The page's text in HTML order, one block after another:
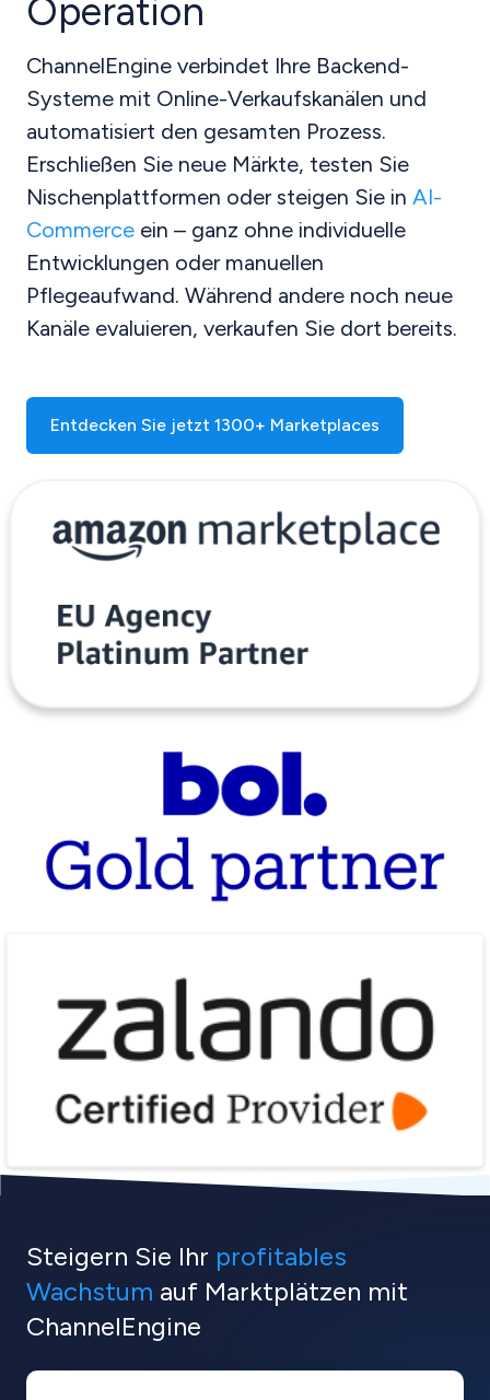
Operation
ChannelEngine verbindet Ihre Backend-
Systeme mit Online-Verkaufskanälen und
automatisiert den gesamten Prozess.
Erschließen Sie neue Märkte, testen Sie
Nischenplattformen oder steigen Sie in AI-
Commerce ein – ganz ohne individuelle
Entwicklungen oder manuellen
Pflegeaufwand. Während andere noch neue
Kanäle evaluieren, verkaufen Sie dort bereits.
Entdecken Sie jetzt 1300+ Marketplaces
Steigern Sie Ihr profitables
Wachstum auf Marktplätzen mit
ChannelEngine